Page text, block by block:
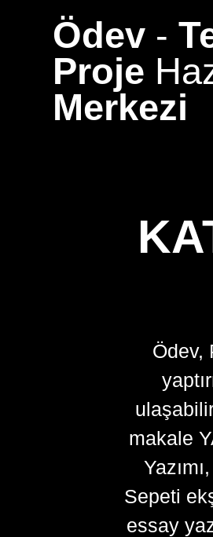
Ödev -
Proje
Merkezi
Ödev,
makale
Sepeti
essay